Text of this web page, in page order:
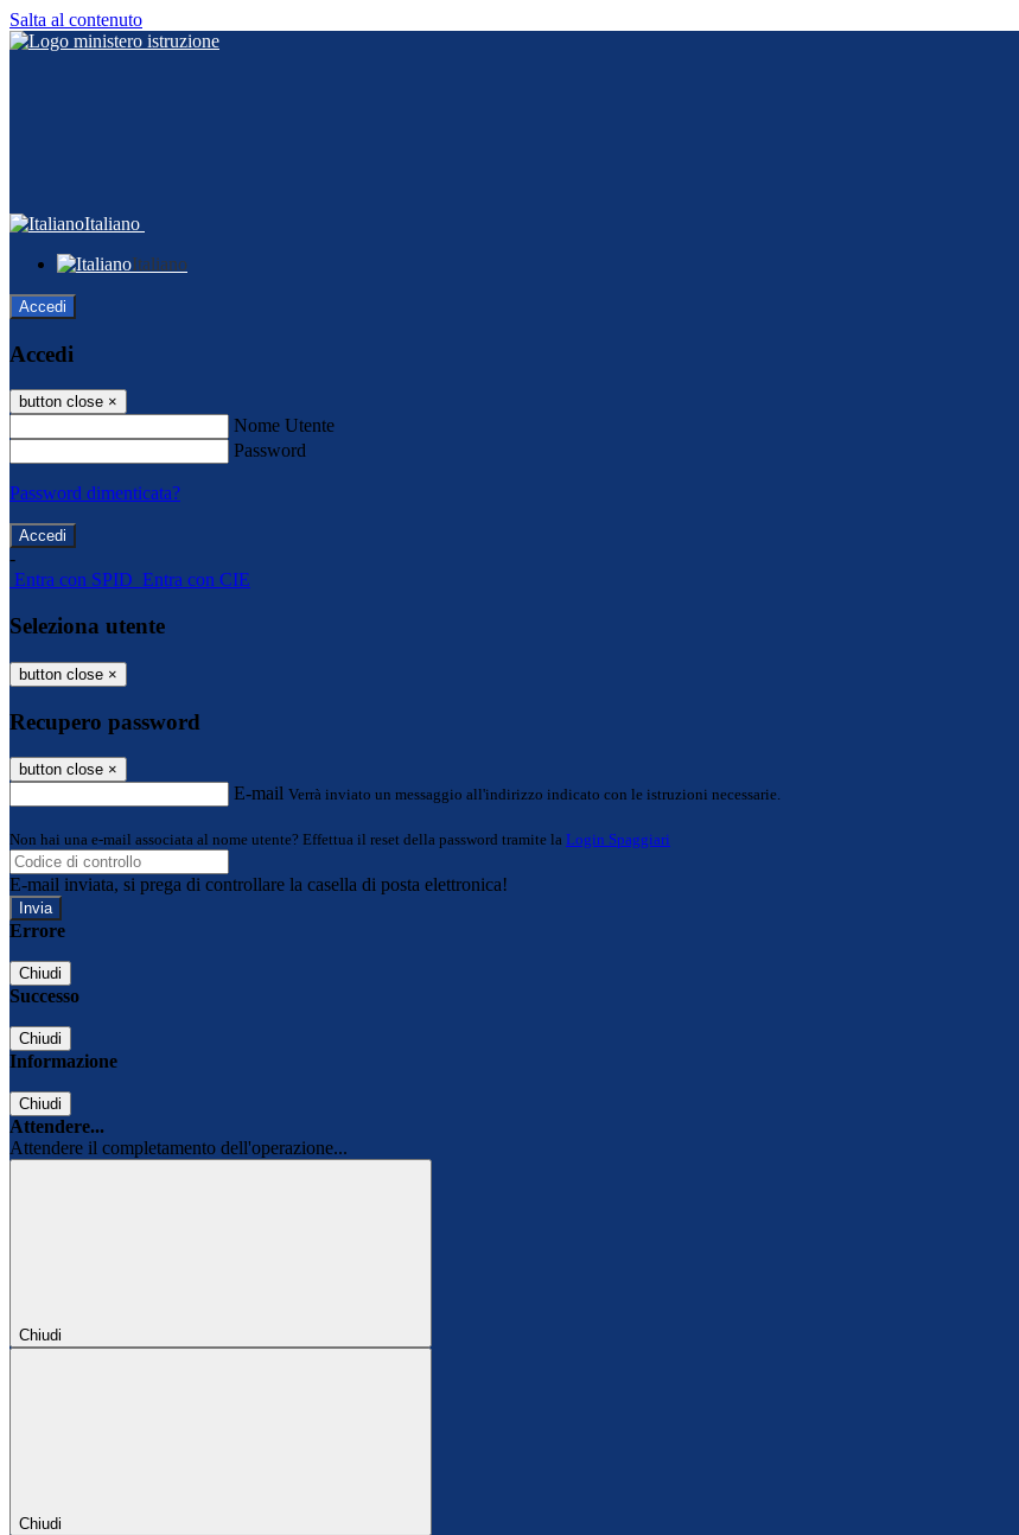
Salta al contenuto
Italiano
Italiano
Accedi
Accedi
button close ×
Nome Utente
Password
Password dimenticata?
-
Entra con SPID Entra con CIE
Seleziona utente
button close ×
Recupero password
button close ×
E-mail Verrà inviato un messaggio all'indirizzo indicato con le istruzioni necessarie.
Non hai una e-mail associata al nome utente? Effettua il reset della password tramite la Login Spaggiari
E-mail inviata, si prega di controllare la casella di posta elettronica!
Errore
Chiudi
Successo
Chiudi
Informazione
Chiudi
Attendere...
Attendere il completamento dell'operazione...
Chiudi
Chiudi